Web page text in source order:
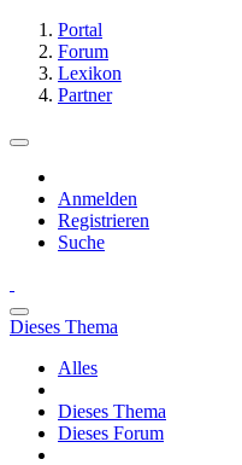
Portal
Forum
Lexikon
Partner
Anmelden
Registrieren
Suche
Dieses Thema
Alles
Dieses Thema
Dieses Forum